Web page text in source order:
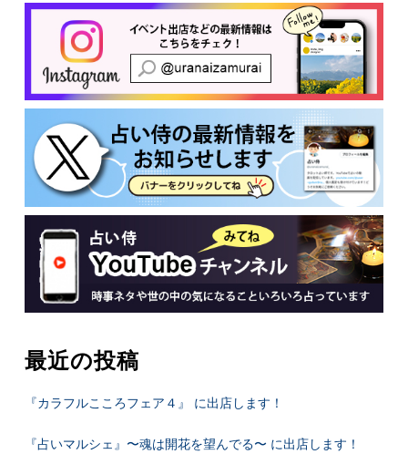
最近の投稿
『カラフルこころフェア４』 に出店します！
『占いマルシェ』〜魂は開花を望んでる〜 に出店します！